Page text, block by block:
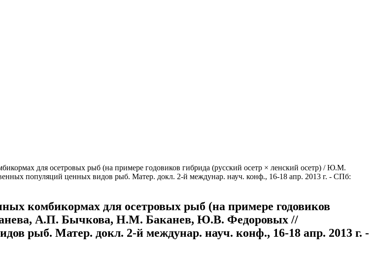
для осетровых рыб (на примере годовиков гибрида (русский осетр × ленский осетр) / Ю.М.
популяций ценных видов рыб. Матер. докл. 2-й междунар. науч. конф., 16-18 апр. 2013 г. - СПб:
комбикормах для осетровых рыб (на примере годовиков
А.П. Бычкова, Н.М. Баканев, Ю.В. Федоровых //
рыб. Матер. докл. 2-й междунар. науч. конф., 16-18 апр. 2013 г. -